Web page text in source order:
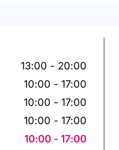
13:00 - 20:00
10:00 - 17:00
10:00 - 17:00
10:00 - 17:00
10:00 - 17:00